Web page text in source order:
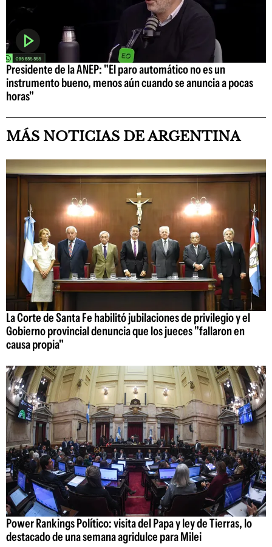
Presidente de la ANEP: "El paro automático no es un
instrumento bueno, menos aún cuando se anuncia a pocas
horas"
MÁS NOTICIAS DE ARGENTINA
La Corte de Santa Fe habilitó jubilaciones de privilegio y el
Gobierno provincial denuncia que los jueces "fallaron en
causa propia"
Power Rankings Político: visita del Papa y ley de Tierras, lo
destacado de una semana agridulce para Milei